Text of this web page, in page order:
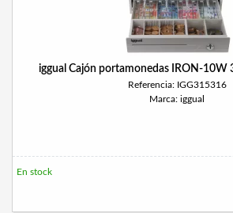
iggual Cajón portamonedas IRON-10W
Referencia: IGG315316
Marca: iggual
En stock